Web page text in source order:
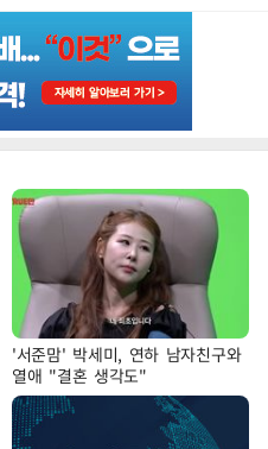
'서준맘' 박세미, 연하 남자친구와
열애 "결혼 생각도"